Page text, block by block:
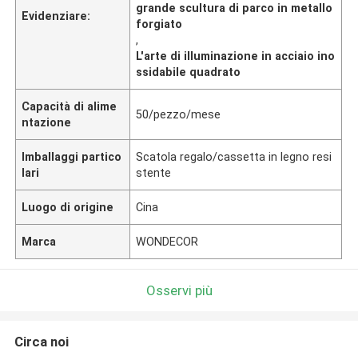
Evidenziare:
grande scultura di parco in metallo
forgiato
,
L'arte di illuminazione in acciaio ino
ssidabile quadrato
Capacità di alime
ntazione
50/pezzo/mese
Imballaggi partico
lari
Scatola regalo/cassetta in legno resi
stente
Luogo di origine Cina
Marca WONDECOR
Osservi più
Circa noi